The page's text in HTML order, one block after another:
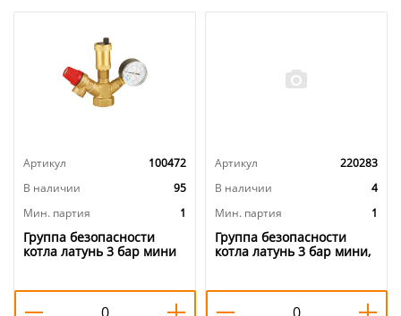
Артикул
100472
В наличии
95
Мин. партия
1
Группа безопасности
котла латунь 3 бар мини
Артикул
220283
В наличии
4
Мин. партия
1
Группа безопасности
котла латунь 3 бар мини,